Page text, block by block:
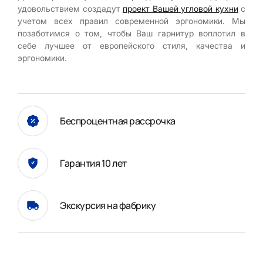
удовольствием создадут проект Вашей угловой кухнис
учетом всех правил современной эргономики. Мы
позаботимся о том, чтобы Ваш гарнитур воплотил в
себе лучшее от европейского стиля, качества и
эргономики.
Беспроцентная рассрочка
Гарантия 10 лет
Экскурсия на фабрику